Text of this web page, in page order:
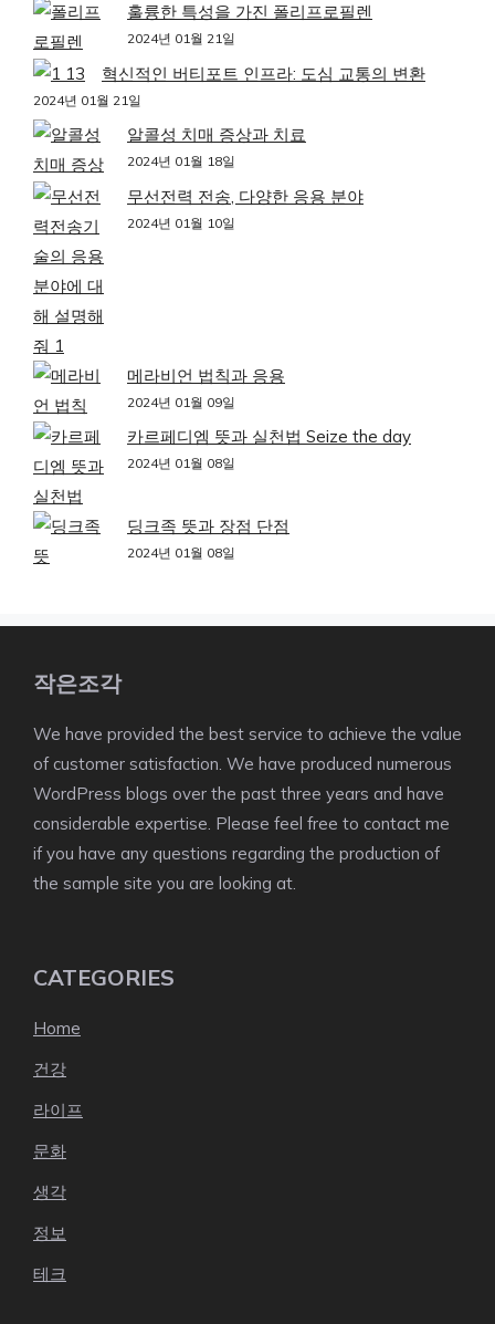
훌륭한 특성을 가진 폴리프로필렌
2024년 01월 21일
혁신적인 버티포트 인프라: 도심 교통의 변환
2024년 01월 21일
알콜성 치매 증상과 치료
2024년 01월 18일
무선전력 전송, 다양한 응용 분야
2024년 01월 10일
메라비언 법칙과 응용
2024년 01월 09일
카르페디엠 뜻과 실천법 Seize the day
2024년 01월 08일
딩크족 뜻과 장점 단점
2024년 01월 08일
작은조각
We have provided the best service to achieve the value
of customer satisfaction. We have produced numerous
WordPress blogs over the past three years and have
considerable expertise. Please feel free to contact me
if you have any questions regarding the production of
the sample site you are looking at.
CATEGORIES
Home
건강
라이프
문화
생각
정보
테크